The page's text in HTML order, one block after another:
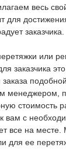
весь
для
заказчика.
или
заказчика
менеджером,
стоимость
вам с
все на
для ее